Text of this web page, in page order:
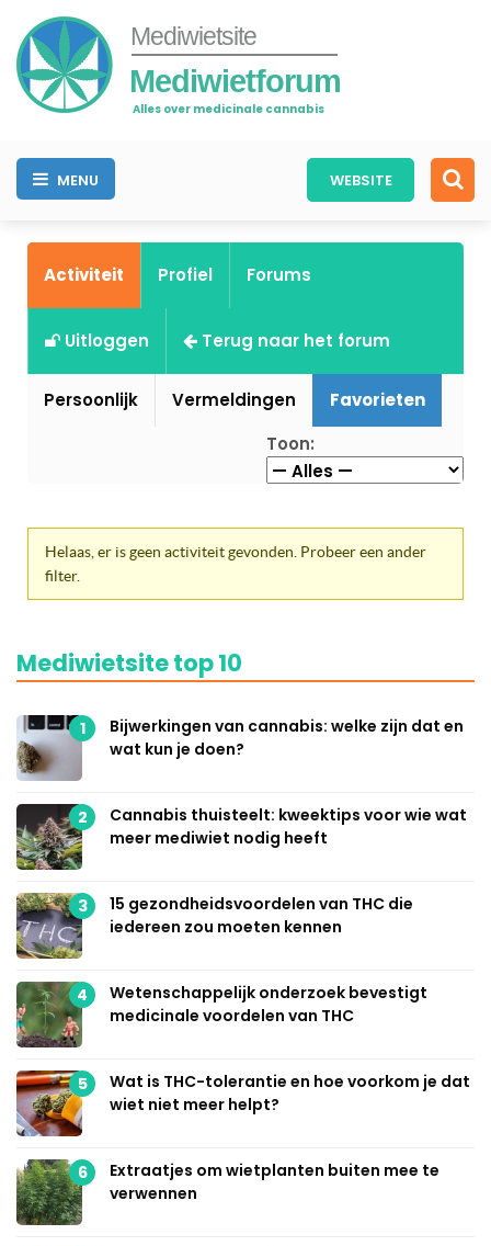
Mediwietsite
Mediwietforum
Alles over medicinale cannabis
MENU WEBSITE
Activiteit Profiel Forums
Uitloggen Terug naar het forum
Persoonlijk Vermeldingen
Favorieten
Toon:
Helaas, er is geen activiteit gevonden. Probeer een ander
filter.
Mediwietsite top 10
1
Bijwerkingen van cannabis: welke zijn dat en
wat kun je doen?
2
Cannabis thuisteelt: kweektips voor wie wat
meer mediwiet nodig heeft
3
15 gezondheidsvoordelen van THC die
iedereen zou moeten kennen
4
Wetenschappelijk onderzoek bevestigt
medicinale voordelen van THC
5
Wat is THC-tolerantie en hoe voorkom je dat
wiet niet meer helpt?
6
Extraatjes om wietplanten buiten mee te
verwennen